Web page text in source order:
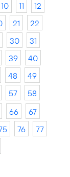
10 11
12
21
22
30
31
39
40
48
49
57
58
66
67
76
77